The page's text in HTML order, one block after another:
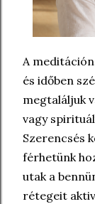
A
és időben
megtaláljuk
vagy
Szerencsés
férhetünk
utak a
rétegeit